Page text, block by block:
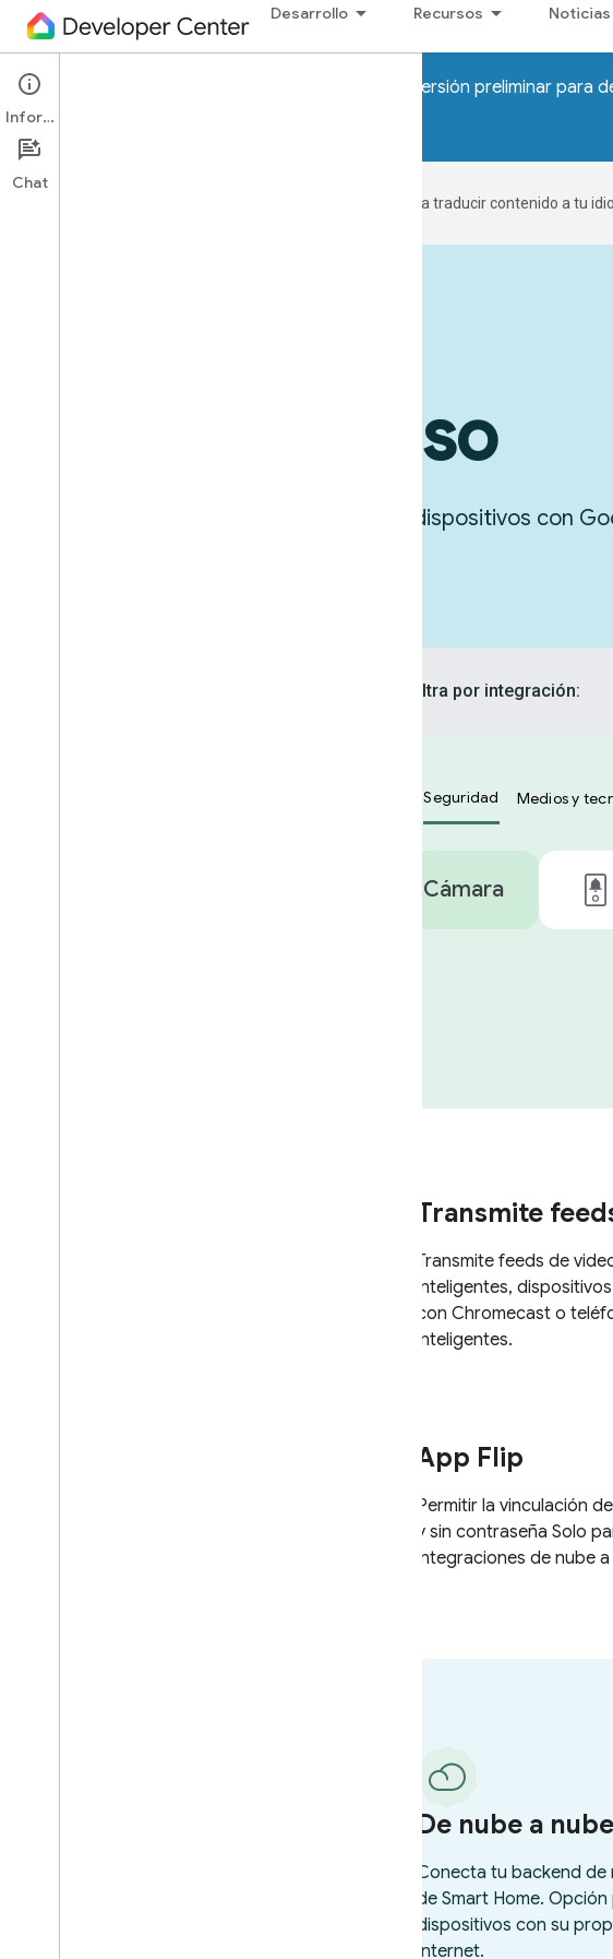
Desarrollo Recursos Noticias
¡Atención! Pronto se lanzarán los programas de Versión preliminar para
Google utiliza tecnología de IA para traducir contenido a tu
Casos de uso
Explora las integraciones para tus dispositivos con
Información
Chat